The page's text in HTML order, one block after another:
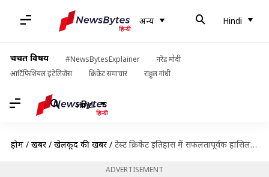
अन्य Hindi
चर्चित विषय #NewsBytesExplainer
नरेंद्र मोदी
आर्टिफिशियल इंटेलिजेंस
क्रिकेट समाचार राहुल गांधी
Hindi
होम / खबरें / खेलकूद की खबरें / टेस्ट क्रिकेट इतिहास में सफलतापूर्वक हासिल किए पांच सबसे बड़े लक्ष्य
ADVERTISEMENT